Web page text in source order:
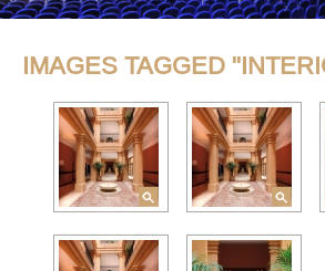
IMAGES TAGGED